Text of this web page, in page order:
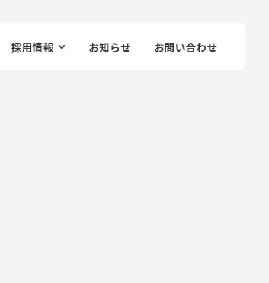
採用情報 お知らせ お問い合わせ